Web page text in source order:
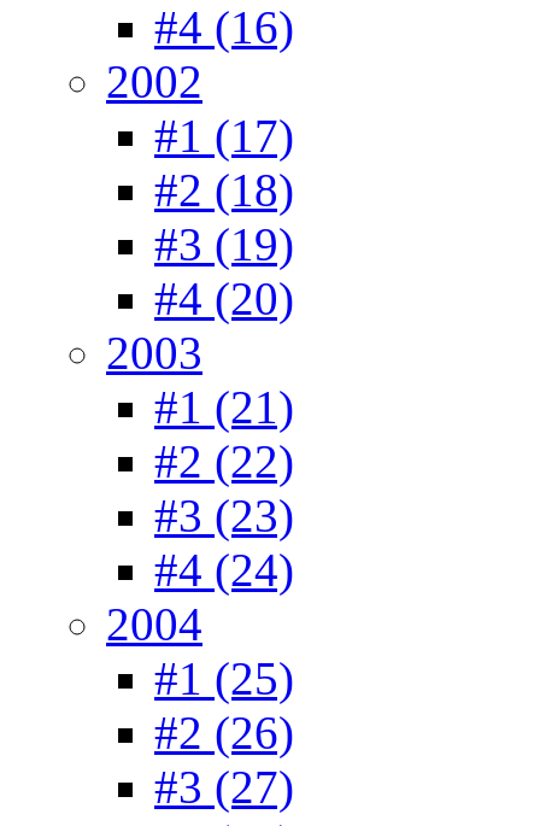
#4 (16)
2002
#1 (17)
#2 (18)
#3 (19)
#4 (20)
2003
#1 (21)
#2 (22)
#3 (23)
#4 (24)
2004
#1 (25)
#2 (26)
#3 (27)